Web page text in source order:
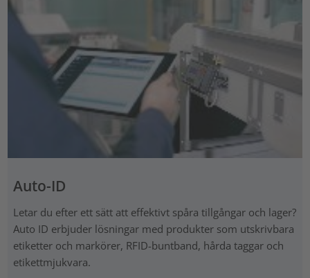
Auto-ID
Letar du efter ett sätt att effektivt spåra tillgångar och lager?
Auto ID erbjuder lösningar med produkter som utskrivbara
etiketter och markörer, RFID-buntband, hårda taggar och
etikettmjukvara.